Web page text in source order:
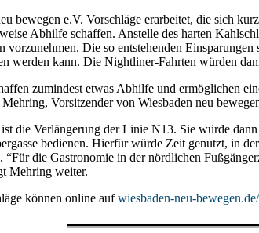
bewegen e.V. Vorschläge erarbeitet, die sich
Abhilfe schaffen. Anstelle des harten
vorzunehmen. Die so entstehenden
werden kann. Die Nightliner-Fahrten würden
zumindest etwas Abhilfe und ermöglichen
Vorsitzender von Wiesbaden neu
die Verlängerung der Linie N13. Sie würde
bedienen. Hierfür würde Zeit genutzt, in
“Für die Gastronomie in der nördlichen
Mehring weiter.
können online aufwiesbaden-neu-